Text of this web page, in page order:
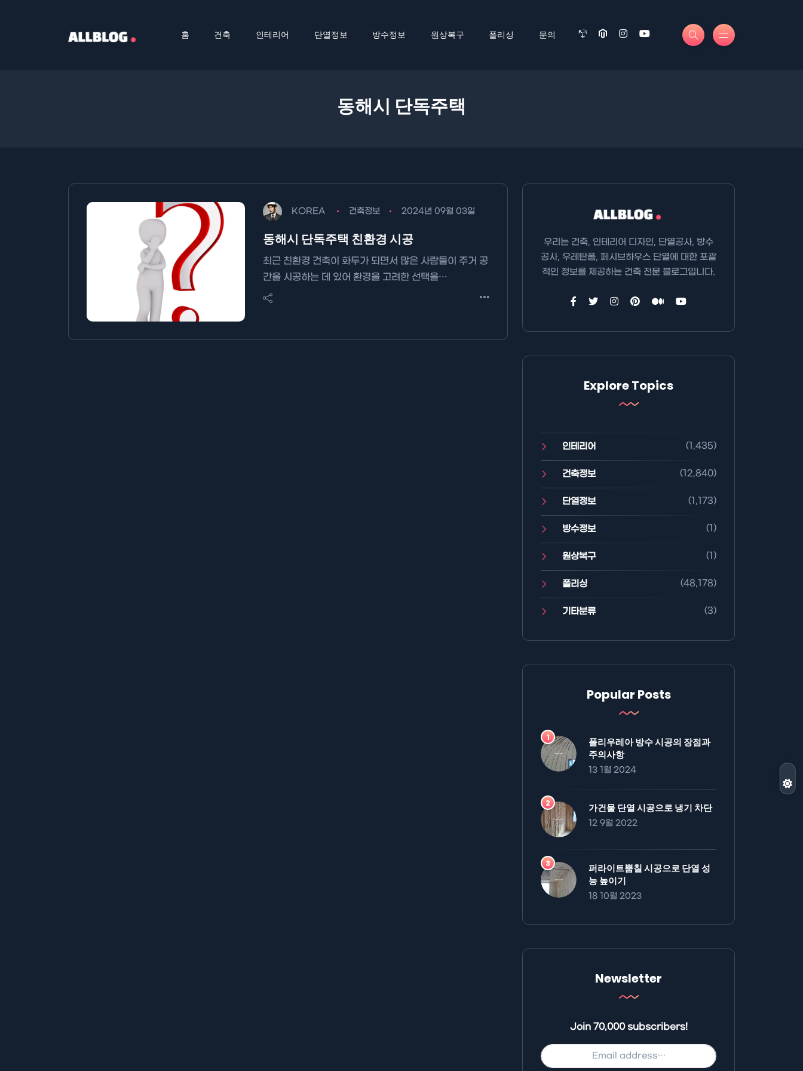
홈 건축 인테리어 단열정보 방수정보 원상복구 폴리싱 문의
동해시 단독주택
KOREA 건축정보 2024년 09월 03일
동해시 단독주택 친환경 시공
최근 친환경 건축이 화두가 되면서 많은 사람들이 주거 공
간을 시공하는 데 있어 환경을 고려한 선택을…
우리는 건축, 인테리어 디자인, 단열공사, 방수
공사, 우레탄폼, 페시브하우스 단열에 대한 포괄
적인 정보를 제공하는 건축 전문 블로그입니다.
Explore Topics
인테리어 (1,435)
건축정보 (12,840)
단열정보 (1,173)
방수정보 (1)
원상복구 (1)
폴리싱 (48,178)
기타분류 (3)
Popular Posts
폴리우레아 방수 시공의 장점과
주의사항
13 1월 2024
가건물 단열 시공으로 냉기 차단
12 9월 2022
퍼라이트뿜칠 시공으로 단열 성
능 높이기
18 10월 2023
Newsletter
Join 70,000 subscribers!